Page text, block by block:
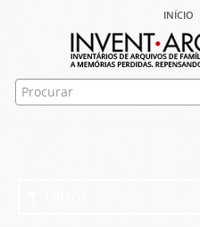
início